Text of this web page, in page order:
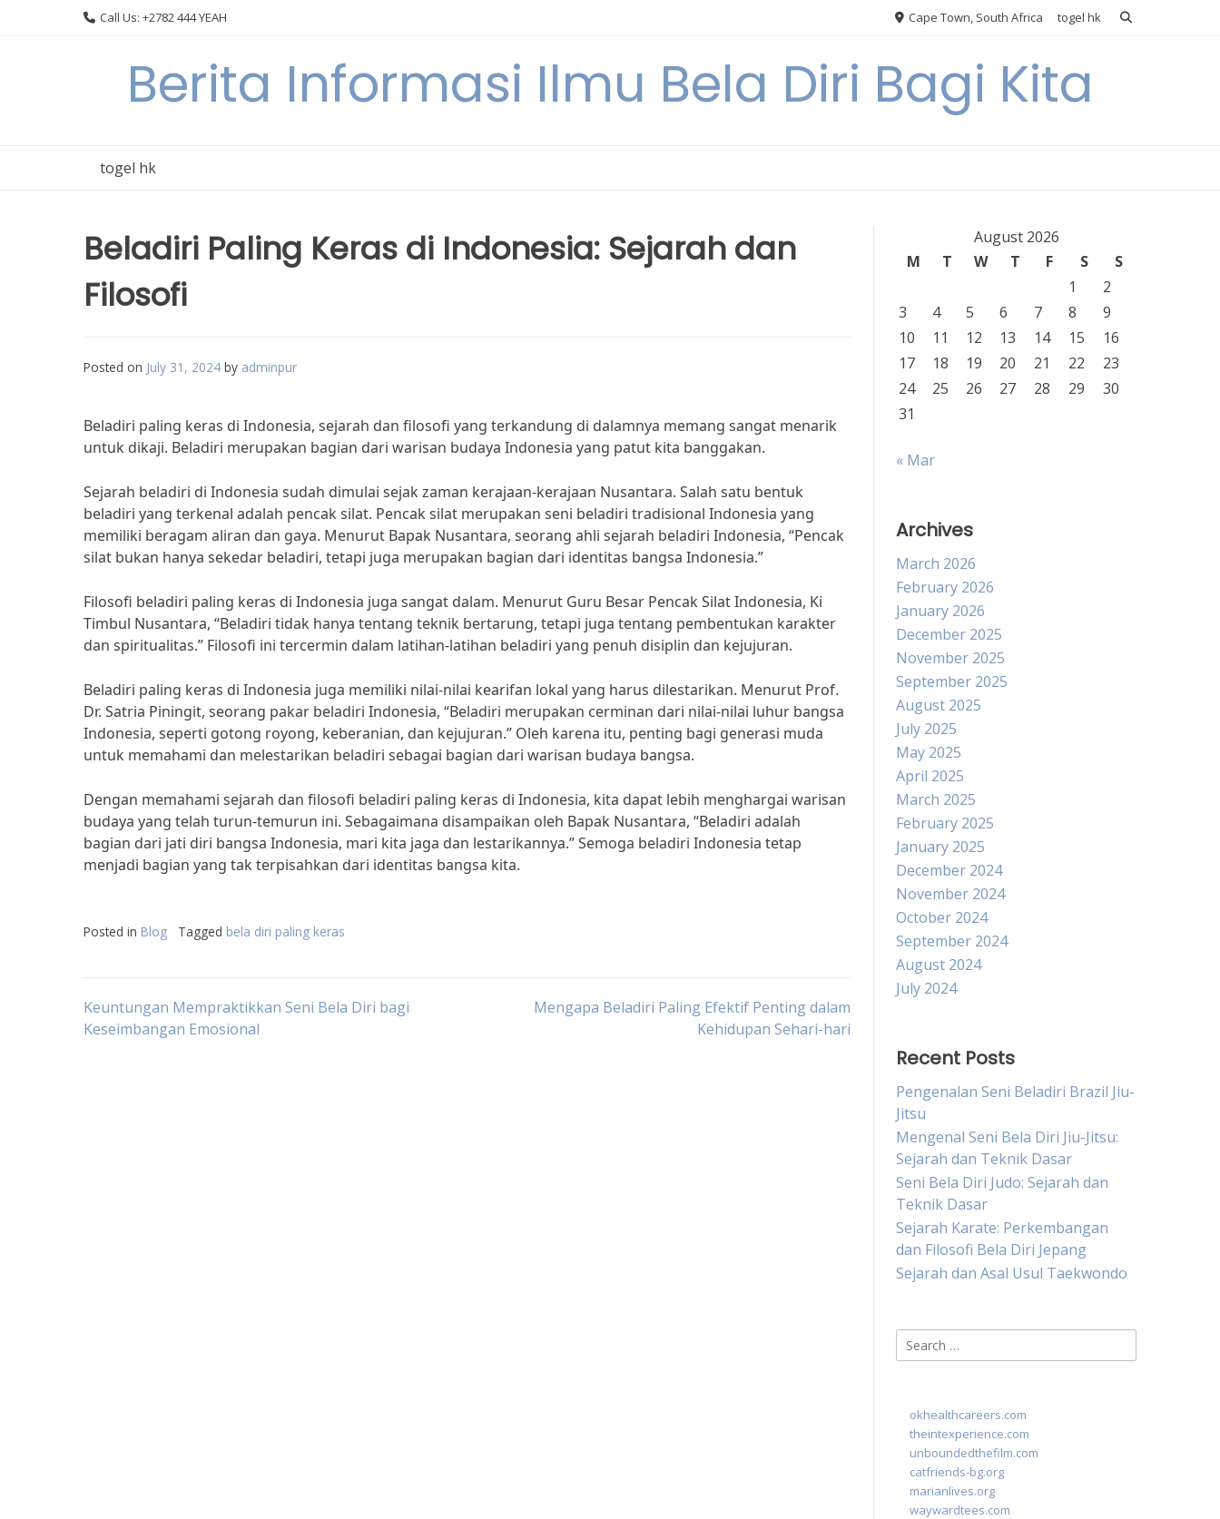
Call Us: +2782 444 YEAH Cape Town, South Africa togel hk
Berita Informasi Ilmu Bela Diri Bagi Kita
togel hk
Beladiri Paling Keras di Indonesia: Sejarah dan
Filosofi
Posted on July 31, 2024 by adminpur
Beladiri paling keras di Indonesia, sejarah dan filosofi yang terkandung di dalamnya memang sangat menarik
untuk dikaji. Beladiri merupakan bagian dari warisan budaya Indonesia yang patut kita banggakan.
Sejarah beladiri di Indonesia sudah dimulai sejak zaman kerajaan-kerajaan Nusantara. Salah satu bentuk
beladiri yang terkenal adalah pencak silat. Pencak silat merupakan seni beladiri tradisional Indonesia yang
memiliki beragam aliran dan gaya. Menurut Bapak Nusantara, seorang ahli sejarah beladiri Indonesia, “Pencak
silat bukan hanya sekedar beladiri, tetapi juga merupakan bagian dari identitas bangsa Indonesia.”
Filosofi beladiri paling keras di Indonesia juga sangat dalam. Menurut Guru Besar Pencak Silat Indonesia, Ki
Timbul Nusantara, “Beladiri tidak hanya tentang teknik bertarung, tetapi juga tentang pembentukan karakter
dan spiritualitas.” Filosofi ini tercermin dalam latihan-latihan beladiri yang penuh disiplin dan kejujuran.
Beladiri paling keras di Indonesia juga memiliki nilai-nilai kearifan lokal yang harus dilestarikan. Menurut Prof.
Dr. Satria Piningit, seorang pakar beladiri Indonesia, “Beladiri merupakan cerminan dari nilai-nilai luhur bangsa
Indonesia, seperti gotong royong, keberanian, dan kejujuran.” Oleh karena itu, penting bagi generasi muda
untuk memahami dan melestarikan beladiri sebagai bagian dari warisan budaya bangsa.
Dengan memahami sejarah dan filosofi beladiri paling keras di Indonesia, kita dapat lebih menghargai warisan
budaya yang telah turun-temurun ini. Sebagaimana disampaikan oleh Bapak Nusantara, “Beladiri adalah
bagian dari jati diri bangsa Indonesia, mari kita jaga dan lestarikannya.” Semoga beladiri Indonesia tetap
menjadi bagian yang tak terpisahkan dari identitas bangsa kita.
Posted in Blog Tagged bela diri paling keras
Post
Keuntungan Mempraktikkan Seni Bela Diri bagi
Keseimbangan Emosional
Mengapa Beladiri Paling Efektif Penting dalam
Kehidupan Sehari-hari
August 2026
M
T W T F S
S
1
2
3
4 5 6 7 8
9
10
11 12 13 14 15
16
17
18 19 20 21 22
23
24
25 26 27 28 29
30
31
« Mar
Archives
March 2026
February 2026
January 2026
December 2025
November 2025
September 2025
August 2025
July 2025
May 2025
April 2025
March 2025
February 2025
January 2025
December 2024
November 2024
October 2024
September 2024
August 2024
July 2024
Recent Posts
Pengenalan Seni Beladiri Brazil Jiu-
Jitsu
Mengenal Seni Bela Diri Jiu-Jitsu:
Sejarah dan Teknik Dasar
Seni Bela Diri Judo: Sejarah dan
Teknik Dasar
Sejarah Karate: Perkembangan
dan Filosofi Bela Diri Jepang
Sejarah dan Asal Usul Taekwondo
Search
for:
okhealthcareers.com
theintexperience.com
unboundedthefilm.com
catfriends-bg.org
marianlives.org
waywardtees.com